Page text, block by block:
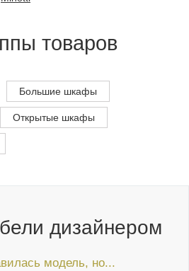
товаров
Большие шкафы
Открытые шкафы
дизайнером
модель, но...